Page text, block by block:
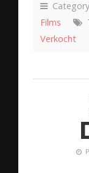
Films
Verkocht